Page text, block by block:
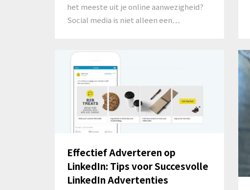
het meeste uit je online aanwezigheid?
Social media is niet alleen een…
Effectief Adverteren op
LinkedIn: Tips voor Succesvolle
LinkedIn Advertenties